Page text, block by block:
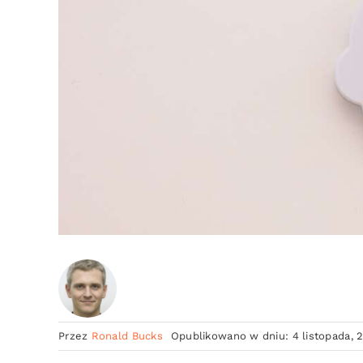
Przez Ronald Bucks Opublikowano w dniu: 4 listopada,